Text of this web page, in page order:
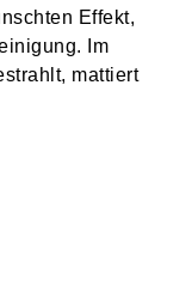
Effekt,
Im
mattiert